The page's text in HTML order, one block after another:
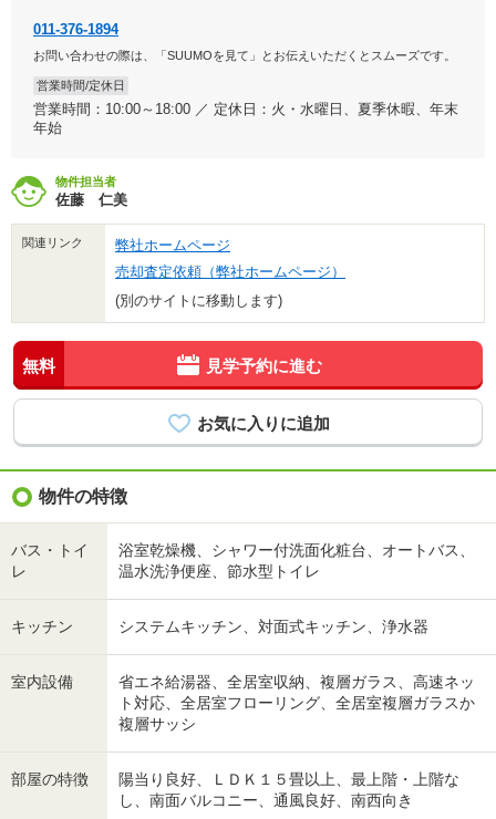
011-376-1894
お問い合わせの際は、「SUUMOを見て」とお伝えいただくとスムーズです。
営業時間/定休日
営業時間：10:00～18:00 ／ 定休日：火・水曜日、夏季休暇、年末
年始
物件担当者
佐藤 仁美
関連リンク
弊社ホームページ
売却査定依頼（弊社ホームページ）
(別のサイトに移動します)
無料 見学予約に進む
物件の特徴
バス・トイ
レ
浴室乾燥機、シャワー付洗面化粧台、オートバス、
温水洗浄便座、節水型トイレ
キッチン システムキッチン、対面式キッチン、浄水器
室内設備
省エネ給湯器、全居室収納、複層ガラス、高速ネッ
ト対応、全居室フローリング、全居室複層ガラスか
複層サッシ
部屋の特徴
陽当り良好、ＬＤＫ１５畳以上、最上階・上階な
し、南面バルコニー、通風良好、南西向き